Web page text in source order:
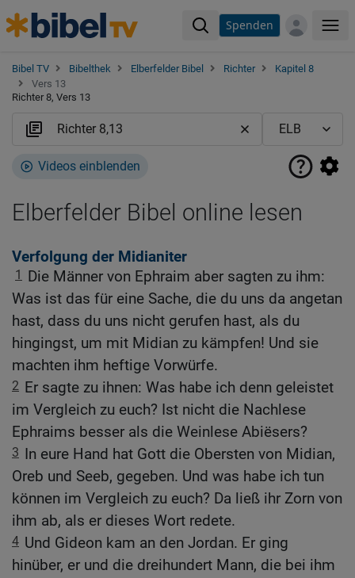
Spenden
Bibel TV Bibelthek Elberfelder Bibel Richter
Kapitel 8
Vers 13
Richter 8, Vers 13
Videos einblenden
Elberfelder Bibel online lesen
Verfolgung der Midianiter
1
Die Männer von Ephraim aber sagten zu ihm:
Was ist das für eine Sache, die du uns da angetan
hast, dass du uns nicht gerufen hast, als du
hingingst, um mit Midian zu kämpfen! Und sie
machten ihm heftige Vorwürfe.
2 Er sagte zu ihnen: Was habe ich denn geleistet
im Vergleich zu euch? Ist nicht die Nachlese
Ephraims besser als die Weinlese Abiësers?
3 In eure Hand hat Gott die Obersten von Midian,
Oreb und Seeb, gegeben. Und was habe ich tun
können im Vergleich zu euch? Da ließ ihr Zorn von
ihm ab, als er dieses Wort redete.
4 Und Gideon kam an den Jordan. Er ging
hinüber, er und die dreihundert Mann, die bei ihm